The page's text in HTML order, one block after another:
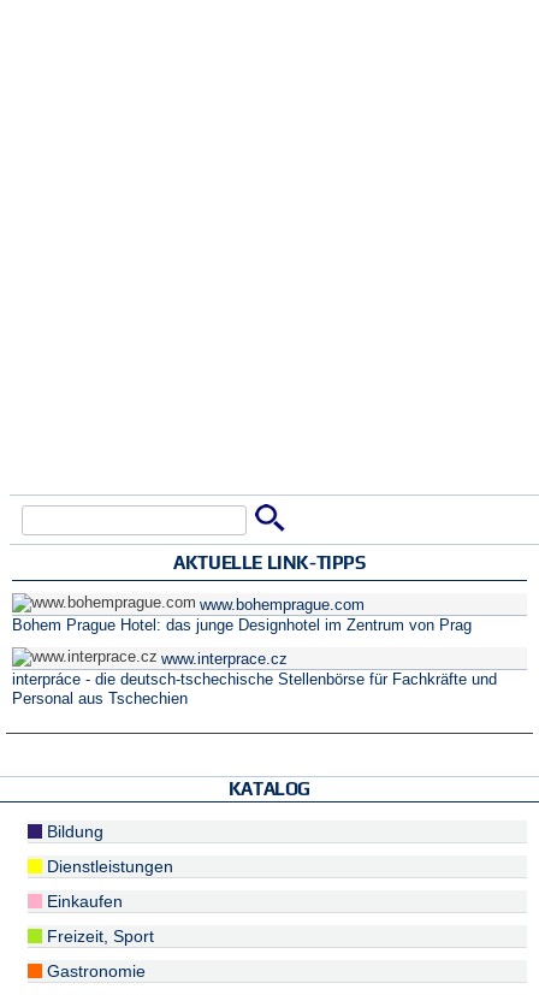
AKTUELLE LINK-TIPPS
www.bohemprague.com
Bohem Prague Hotel: das junge Designhotel im Zentrum von Prag
www.interprace.cz
interpráce - die deutsch-tschechische Stellenbörse für Fachkräfte und
Personal aus Tschechien
KATALOG
Bildung
Dienstleistungen
Einkaufen
Freizeit, Sport
Gastronomie